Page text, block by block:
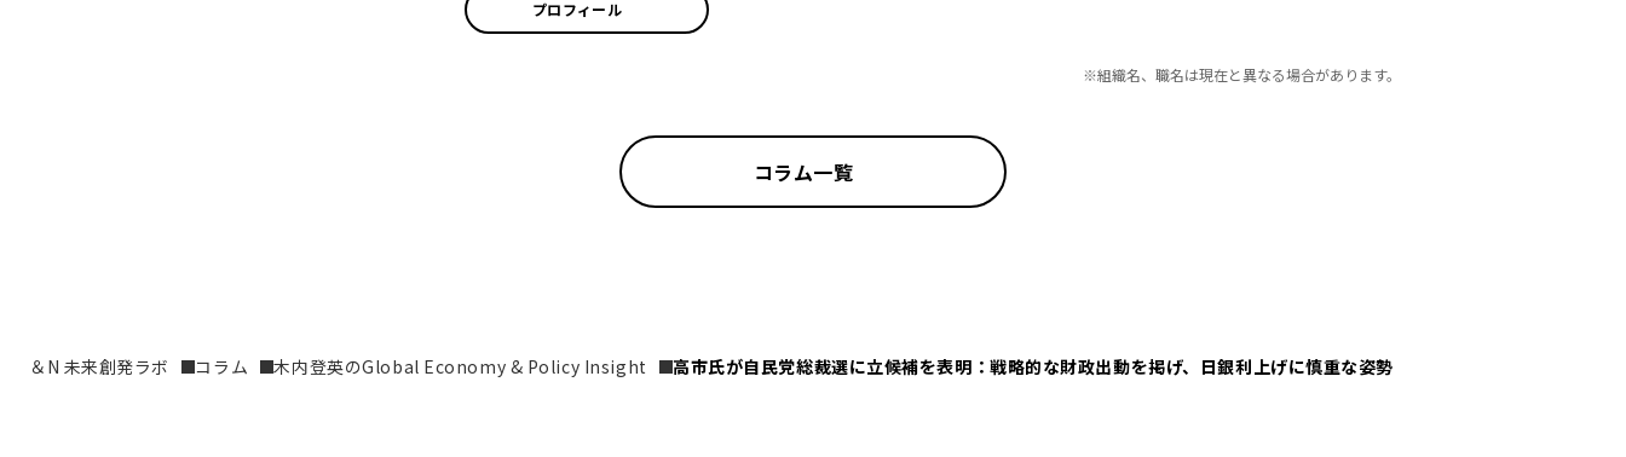
プロフィール
※組織名、職名は現在と異なる場合があります。
コラム一覧
＆N 未来創発ラボ コラム 木内登英のGlobal Economy & Policy Insight 高市氏が自民党総裁選に立候補を表明：戦略的な財政出動を掲げ、日銀利上げに慎重な姿勢